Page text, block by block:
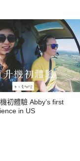
初體驗 Abby’s first
in US